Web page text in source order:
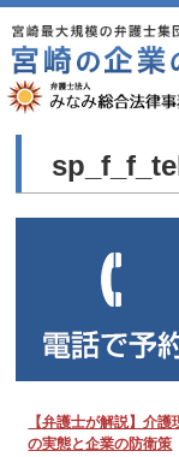
【弁護士が解説】介
の実態と企業の防衛策